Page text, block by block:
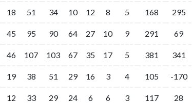
18 51 34 10 12 8 5 168 295
45 95 90 64 27 10 9 291 69
46 107 103 67 35 17 5 381 341
19 38 51 29 16 3 4 105 -170
12 33 29 24 6 6 3 117 28